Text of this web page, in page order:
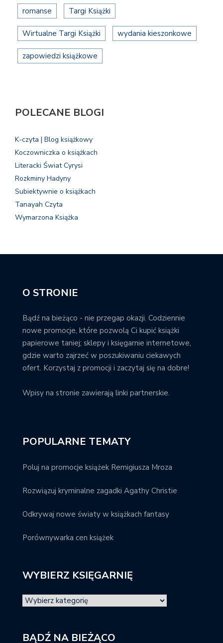
romanse Targi Książki
Wirtualne Targi Książki wydania kieszonkowe
zapowiedzi książkowe
POLECANE BLOGI
K-czyta | Blog książkowy
Koczowniczka o książkach
Literacki Świat Cyrysi
Rozkminy Hadyny
Subiektywnie o książkach
Tanayah Czyta
Wymarzona Książka
O STRONIE
Bądź na bieżąco - nie przegap okazji. Codziennie
nowe promocje, które pozwolą Ci kupić książki
papierowe taniej; sklepy i księgarnie internetowe,
gdzie warto zajrzeć w poszukiwaniu ciekawych
ofert. Korzystaj z promocji i zaczytaj się na dobre!
Wpisy na stronie zawierają linki partnerskie.
POPULARNE TEMATY
Poluj na promocje książek Remigiusza Mroza
Rozwiązuj kryminalne zagadki Agathy Christie
Odkrywaj nowe światy w książkach fantasy
Porównywarka cen książek
WYBIERZ KSIĘGARNIĘ
BĄDŹ NA BIEŻĄCO